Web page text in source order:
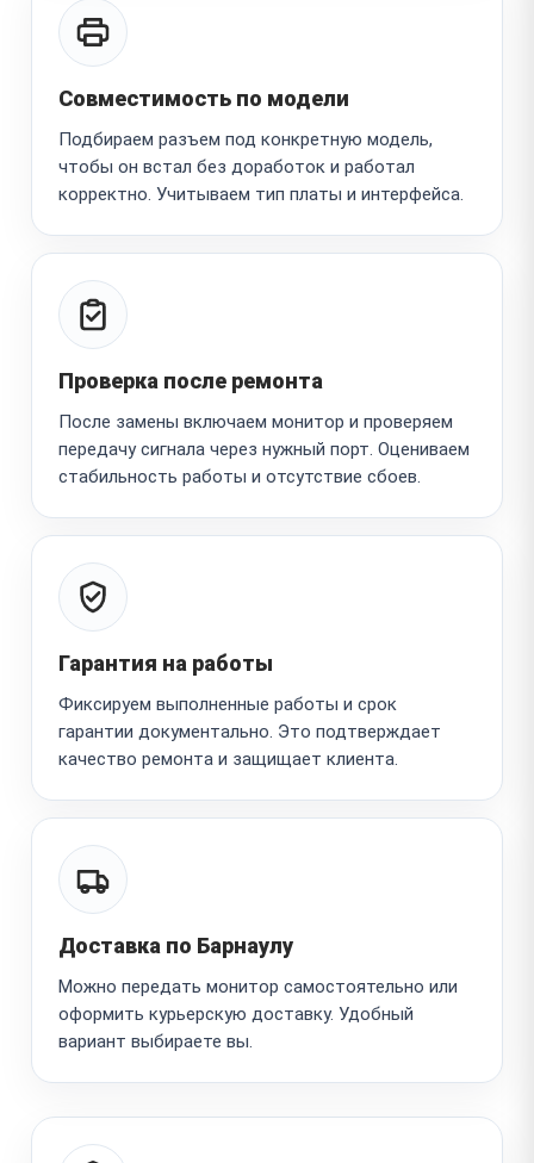
Совместимость по модели
Подбираем разъем под конкретную модель,
чтобы он встал без доработок и работал
корректно. Учитываем тип платы и интерфейса.
Проверка после ремонта
После замены включаем монитор и проверяем
передачу сигнала через нужный порт. Оцениваем
стабильность работы и отсутствие сбоев.
Гарантия на работы
Фиксируем выполненные работы и срок
гарантии документально. Это подтверждает
качество ремонта и защищает клиента.
Доставка по Барнаулу
Можно передать монитор самостоятельно или
оформить курьерскую доставку. Удобный
вариант выбираете вы.